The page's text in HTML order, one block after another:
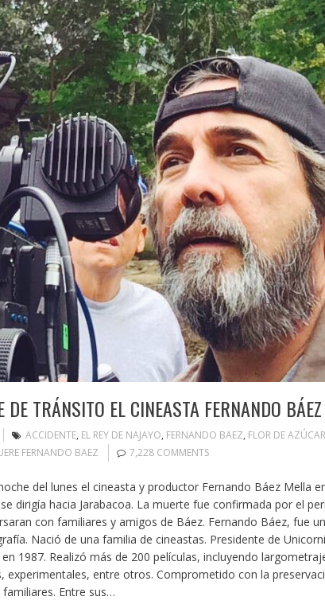
DE TRÁNSITO EL CINEASTA FERNANDO BÁEZ
ACCIDENTE, EL REY DE NAJAYO, FERNANDO BAEZ, FLOR DE AZÚCAR
FERNANDO BAEZ 7,228 COMMENTS
del lunes el cineasta y productor Fernando Báez Mella
dirigía hacia Jarabacoa. La muerte fue confirmada por el
con familiares y amigos de Báez. Fernando Báez, fue
Nació de una familia de cineastas. Presidente de
1987. Realizó más de 200 películas, incluyendo
entre otros. Comprometido con la
Entre sus…